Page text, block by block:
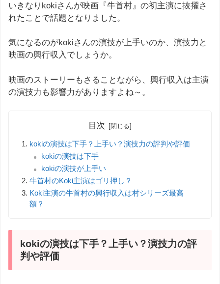
いきなりkokiさんが映画『牛首村』の初主演に抜擢さ
れたことで話題となりました。
気になるのがkokiさんの演技が上手いのか、演技力と
映画の興行収入でしょうか。
映画のストーリーもさることながら、興行収入は主演
の演技力も影響力がありますよね～。
目次
kokiの演技は下手？上手い？演技力の評判や評価
kokiの演技は下手
kokiの演技が上手い
牛首村のKoki主演はゴリ押し？
Koki主演の牛首村の興行収入は村シリーズ最高
額？
kokiの演技は下手？上手い？演技力の評
判や評価